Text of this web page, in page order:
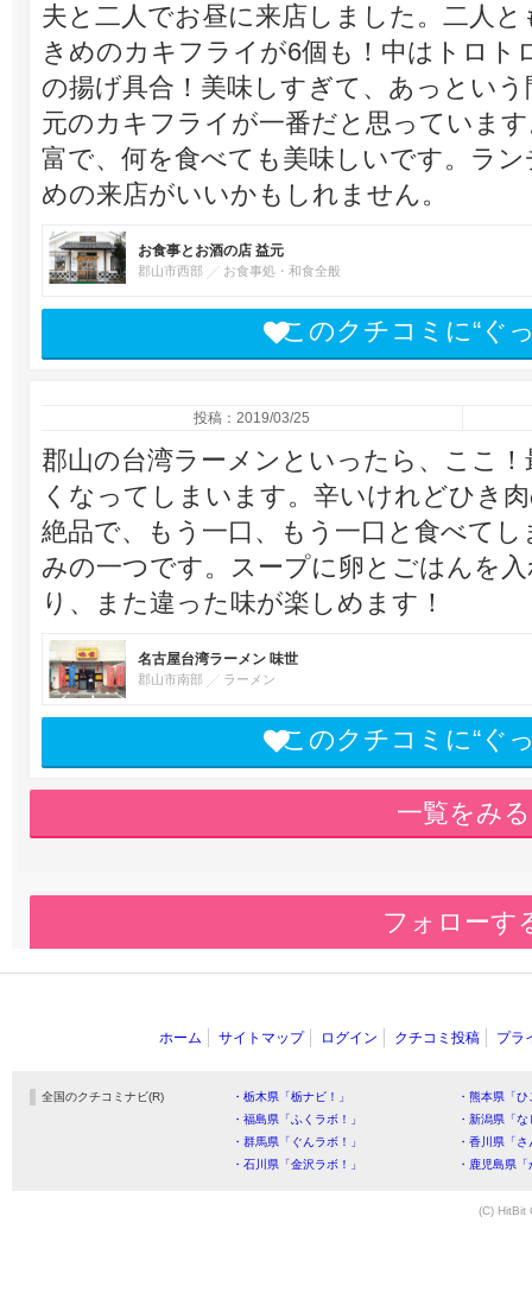
夫と二人でお昼に来店しました。二人
きめのカキフライが6個も！中はトロト
の揚げ具合！美味しすぎて、あっとい
元のカキフライが一番だと思っていま
富で、何を食べても美味しいです。ラ
めの来店がいいかもしれません。
お食事とお酒の店 益元
郡山市西部 お食事処・和食全般
このクチコミに“ぐ
投稿：2019/03/25
郡山の台湾ラーメンといったら、ここ
くなってしまいます。辛いけれどひき
絶品で、もう一口、もう一口と食べて
みの一つです。スープに卵とごはんを
り、また違った味が楽しめます！
名古屋台湾ラーメン 味世
郡山市南部 ラーメン
このクチコミに“ぐ
一覧をみる
フォローす
ホーム サイトマップ ログイン クチコミ投稿 プラ
全国のクチコミナビ(R) ・栃木県「栃ナビ！」
・熊本県「
・福島県「ふくラボ！」
・新潟県「
・群馬県「ぐんラボ！」
・香川県「
・石川県「金沢ラボ！」
・鹿児島県
(C) HitBit